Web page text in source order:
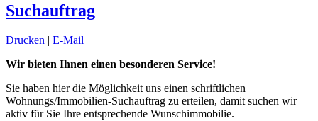
Suchauftrag
Drucken | E-Mail
Wir bieten Ihnen einen besonderen Service!
Sie haben hier die Möglichkeit uns einen schriftlichen
Wohnungs/Immobilien-Suchauftrag zu erteilen, damit suchen wir
aktiv für Sie Ihre entsprechende Wunschimmobilie.